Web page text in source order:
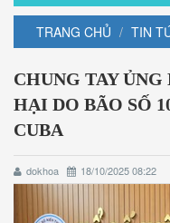
TRANG CHỦ TIN
CHUNG TAY
HẠI DO BÃO SỐ
CUBA
dokhoa 18/10/2025 08:22